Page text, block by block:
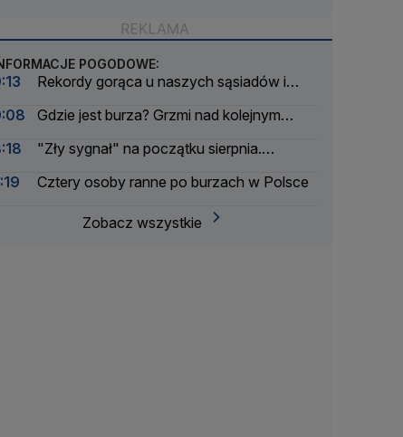
POGODOWE:
Rekordy gorąca u naszych sąsiadów i
Gdzie jest burza? Grzmi nad kolejnym
"Zły sygnał" na początku sierpnia.
Cztery osoby ranne po burzach w Polsce
Zobacz wszystkie